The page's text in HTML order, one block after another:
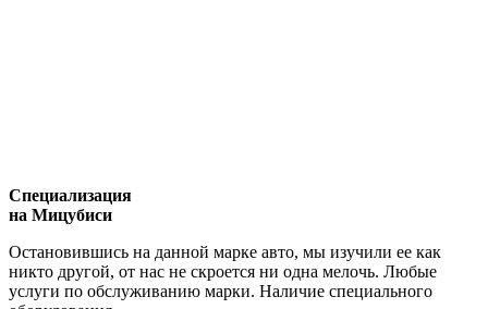
Специализация
на Мицубиси
Остановившись на данной марке авто, мы изучили ее как
никто другой, от нас не скроется ни одна мелочь. Любые
услуги по обслуживанию марки. Наличие специального